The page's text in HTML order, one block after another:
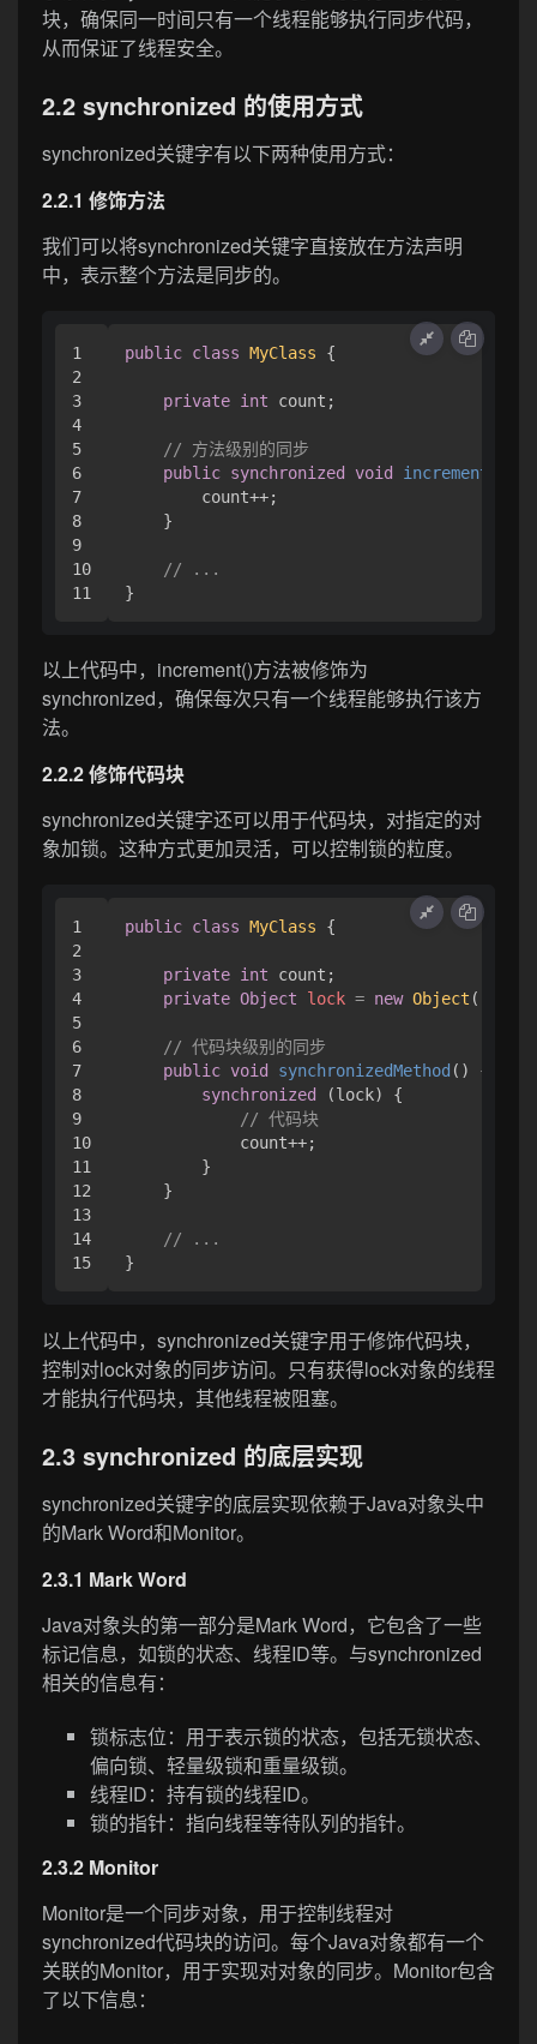
块，确保同一时间只有一个线程能够执行同步代码，
从而保证了线程安全。
2.2 synchronized 的使用方式
synchronized关键字有以下两种使用方式：
2.2.1 修饰方法
我们可以将synchronized关键字直接放在方法声明
中，表示整个方法是同步的。
1
2
3
4
5
6
7
8
9
10
public class MyClass {
private int count;
// 方法级别的同步
public synchronized void increment
        count++;
    }
// ...
以上代码中，increment()方法被修饰为
synchronized，确保每次只有一个线程能够执行该方
法。
2.2.2 修饰代码块
synchronized关键字还可以用于代码块，对指定的对
象加锁。这种方式更加灵活，可以控制锁的粒度。
1
2
3
4
5
6
7
8
9
10
11
12
13
14
public class MyClass {
private int count;
private Object lock = new Object ();
// 代码块级别的同步
public void synchronizedMethod ()
{
synchronized
(lock) {
// 代码块
            count++;
        }
    }
// ...
以上代码中，synchronized关键字用于修饰代码块，
控制对lock对象的同步访问。只有获得lock对象的线程
才能执行代码块，其他线程被阻塞。
2.3 synchronized 的底层实现
synchronized关键字的底层实现依赖于Java对象头中
的Mark Word和Monitor。
2.3.1 Mark Word
Java对象头的第一部分是Mark Word，它包含了一些
标记信息，如锁的状态、线程ID等。与synchronized
相关的信息有：
锁标志位：用于表示锁的状态，包括无锁状态、
偏向锁、轻量级锁和重量级锁。
线程ID：持有锁的线程ID。
锁的指针：指向线程等待队列的指针。
2.3.2 Monitor
Monitor是一个同步对象，用于控制线程对
synchronized代码块的访问。每个Java对象都有一个
关联的Monitor，用于实现对对象的同步。Monitor包含
了以下信息：